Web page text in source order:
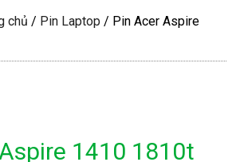
chủ / Pin Laptop / Pin Acer Aspire
1410 1810t